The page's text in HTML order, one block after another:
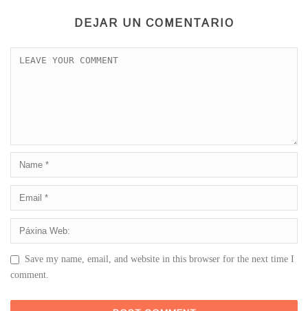
DEJAR UN COMENTARIO
Save my name, email, and website in this browser for the next time I
comment.